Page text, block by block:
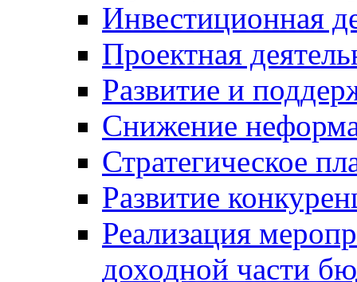
Инвестиционная
Проектная
Развитие и
Снижение
Стратегическое
Развитие
Реализация
доходной части